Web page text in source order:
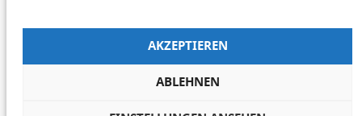
AKZEPTIEREN
ABLEHNEN